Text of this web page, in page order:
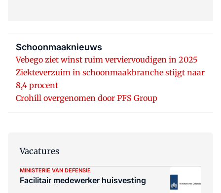
Schoonmaaknieuws
Vebego ziet winst ruim verviervoudigen in 2025
Ziekteverzuim in schoonmaakbranche stijgt naar
8,4 procent
Crohill overgenomen door PFS Group
Vacatures
MINISTERIE VAN DEFENSIE
Facilitair medewerker huisvesting